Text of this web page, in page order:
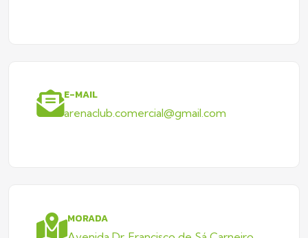
E-MAIL
arenaclub.comercial@gmail.com
MORADA